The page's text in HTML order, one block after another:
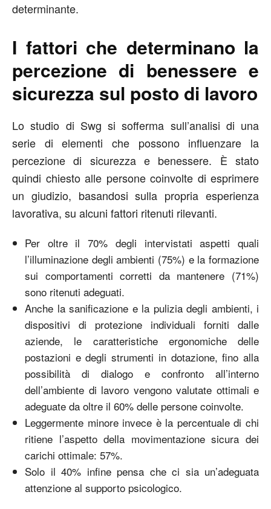
determinante.
I fattori che determinano la
percezione di benessere e
sicurezza sul posto di lavoro
Lo studio di Swg si sofferma sull’analisi di una
serie di elementi che possono influenzare la
percezione di sicurezza e benessere. È stato
quindi chiesto alle persone coinvolte di esprimere
un giudizio, basandosi sulla propria esperienza
lavorativa, su alcuni fattori ritenuti rilevanti.
Per oltre il 70% degli intervistati aspetti quali
l’illuminazione degli ambienti (75%) e la formazione
sui comportamenti corretti da mantenere (71%)
sono ritenuti adeguati.
Anche la sanificazione e la pulizia degli ambienti, i
dispositivi di protezione individuali forniti dalle
aziende, le caratteristiche ergonomiche delle
postazioni e degli strumenti in dotazione, fino alla
possibilità di dialogo e confronto all’interno
dell’ambiente di lavoro vengono valutate ottimali e
adeguate da oltre il 60% delle persone coinvolte.
Leggermente minore invece è la percentuale di chi
ritiene l’aspetto della movimentazione sicura dei
carichi ottimale: 57%.
Solo il 40% infine pensa che ci sia un’adeguata
attenzione al supporto psicologico.